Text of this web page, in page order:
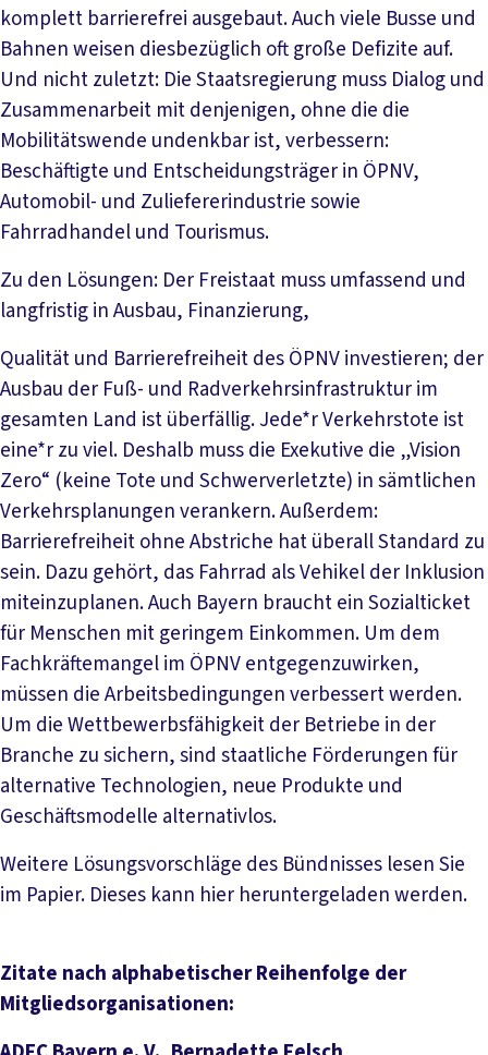
komplett barrierefrei ausgebaut. Auch viele Busse und
Bahnen weisen diesbezüglich oft große Defizite auf.
Und nicht zuletzt: Die Staatsregierung muss Dialog und
Zusammenarbeit mit denjenigen, ohne die die
Mobilitätswende undenkbar ist, verbessern:
Beschäftigte und Entscheidungsträger in ÖPNV,
Automobil- und Zuliefererindustrie sowie
Fahrradhandel und Tourismus.
Zu den Lösungen: Der Freistaat muss umfassend und
langfristig in Ausbau, Finanzierung,
Qualität und Barrierefreiheit des ÖPNV investieren; der
Ausbau der Fuß- und Radverkehrsinfrastruktur im
gesamten Land ist überfällig. Jede*r Verkehrstote ist
eine*r zu viel. Deshalb muss die Exekutive die „Vision
Zero“ (keine Tote und Schwerverletzte) in sämtlichen
Verkehrsplanungen verankern. Außerdem:
Barrierefreiheit ohne Abstriche hat überall Standard zu
sein. Dazu gehört, das Fahrrad als Vehikel der Inklusion
miteinzuplanen. Auch Bayern braucht ein Sozialticket
für Menschen mit geringem Einkommen. Um dem
Fachkräftemangel im ÖPNV entgegenzuwirken,
müssen die Arbeitsbedingungen verbessert werden.
Um die Wettbewerbsfähigkeit der Betriebe in der
Branche zu sichern, sind staatliche Förderungen für
alternative Technologien, neue Produkte und
Geschäftsmodelle alternativlos.
Weitere Lösungsvorschläge des Bündnisses lesen Sie
im Papier. Dieses kann hier heruntergeladen werden.
Zitate nach alphabetischer Reihenfolge der
Mitgliedsorganisationen: